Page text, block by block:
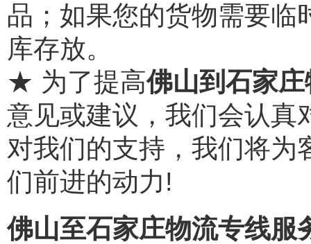
品；如果您的货物需要临
库存放。
★ 为了提高佛山到石家
意见或建议，我们会认真
对我们的支持，我们将为
们前进的动力!
佛山至石家庄物流专线服